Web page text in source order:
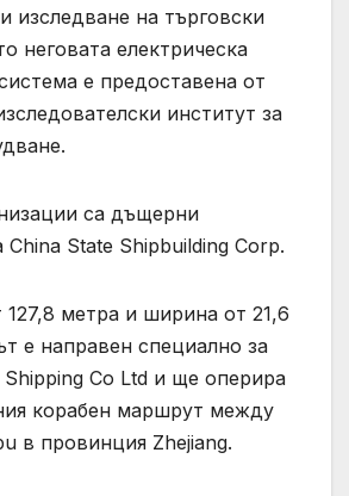
изследване на търговски
неговата електрическа
е предоставена от
институт за
са дъщерни
State Shipbuilding Corp.
метра и ширина от 21,6
е направен специално за
Shipping Co Ltd и ще оперира
корабен маршрут между
в провинция Zhejiang.